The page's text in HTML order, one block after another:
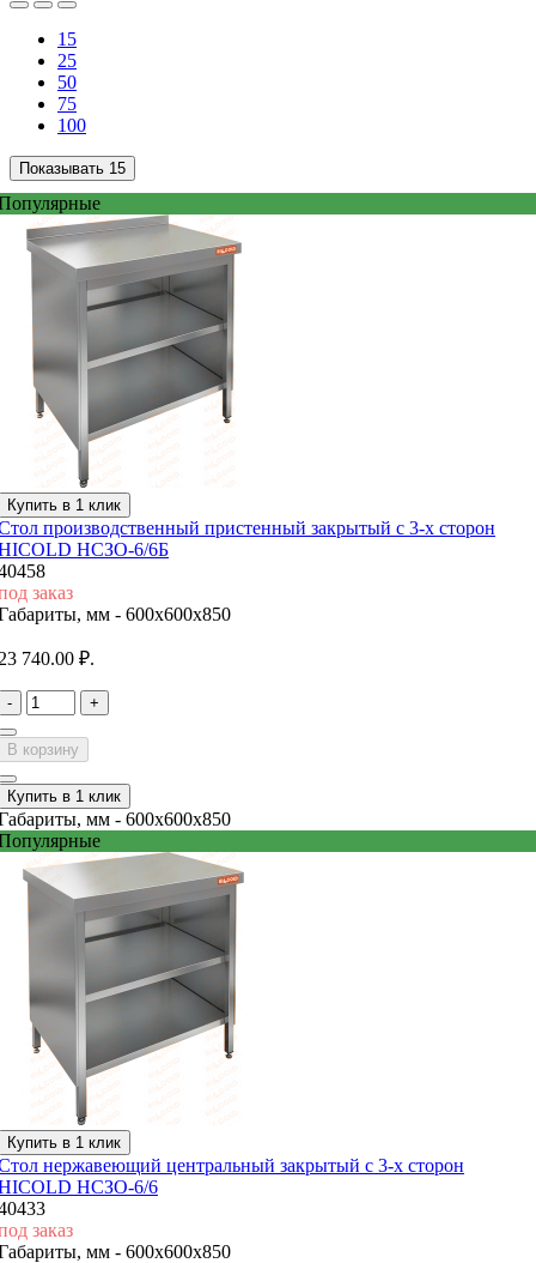
15
25
50
75
100
Показывать 15
Купить в 1 клик
производственный пристенный закрытый с 3-х сторон
НСЗО-6/6Б
заказ
мм - 600x600x850
740.00 ₽.
- +
В корзину
Купить в 1 клик
мм - 600x600x850
Купить в 1 клик
нержавеющий центральный закрытый с 3-х сторон
НСЗО-6/6
заказ
мм - 600x600x850